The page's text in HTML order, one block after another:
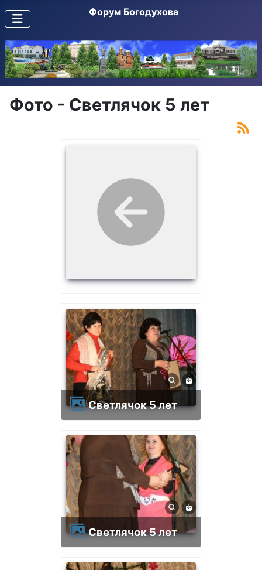
Форум Богодухова
Фото - Светлячок 5 лет
Светлячок 5 лет
Светлячок 5 лет